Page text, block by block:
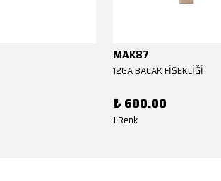
MAK87
12GA BACAK FİŞEKLİĞİ
₺ 600.00
1 Renk